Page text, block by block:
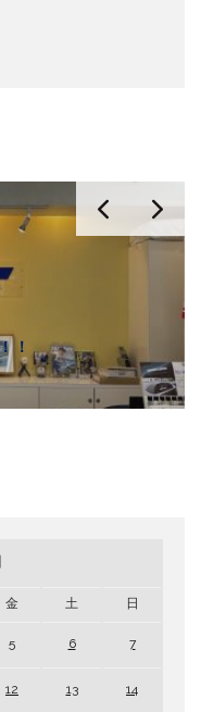
！
金 土 日
5 6 7
12 13 14